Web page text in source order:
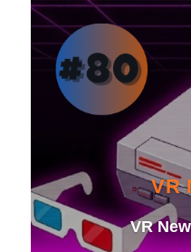
VR
VR